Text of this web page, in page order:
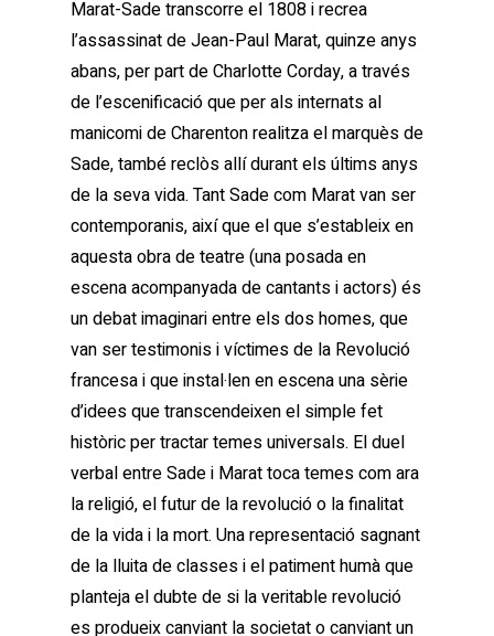
Marat-Sade transcorre el 1808 i recrea
l’assassinat de Jean-Paul Marat, quinze anys
abans, per part de Charlotte Corday, a través
de l’escenificació que per als internats al
manicomi de Charenton realitza el marquès de
Sade, també reclòs allí durant els últims anys
de la seva vida. Tant Sade com Marat van ser
contemporanis, així que el que s’estableix en
aquesta obra de teatre (una posada en
escena acompanyada de cantants i actors) és
un debat imaginari entre els dos homes, que
van ser testimonis i víctimes de la Revolució
francesa i que instal·len en escena una sèrie
d’idees que transcendeixen el simple fet
històric per tractar temes universals. El duel
verbal entre Sade i Marat toca temes com ara
la religió, el futur de la revolució o la finalitat
de la vida i la mort. Una representació sagnant
de la lluita de classes i el patiment humà que
planteja el dubte de si la veritable revolució
es produeix canviant la societat o canviant un